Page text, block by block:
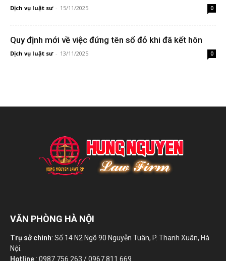
Dịch vụ luật sư - 15/11/2025 0
Quy định mới về việc đứng tên sổ đỏ khi đã kết hôn
Dịch vụ luật sư - 13/11/2025 0
VĂN PHÒNG HÀ NỘI
Trụ sở chính: Số 14 N2 Ngõ 90 Nguyễn Tuân, P. Thanh Xuân, Hà
Nội.
Hotline : 0987 756 263 / 0967 811 669